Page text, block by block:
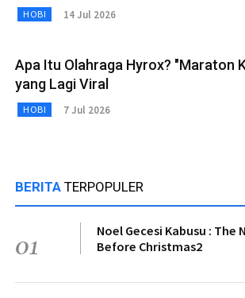
HOBI 14 Jul 2026
Apa Itu Olahraga Hyrox? "Maraton
yang Lagi Viral
HOBI 7 Jul 2026
BERITA TERPOPULER
01
Noel Gecesi Kabusu : The
Before Christmas2